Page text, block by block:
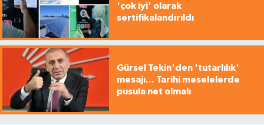
'çok iyi' olarak
sertifikalandırıldı
Gürsel Tekin'den 'tutarlılık'
mesajı... Tarihi meselelerde
pusula net olmalı